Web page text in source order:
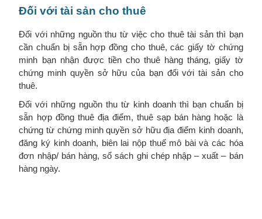
Đối với tài sản cho thuê
Đối với những nguồn thu từ việc cho thuê tài sản thì bạn
cần chuẩn bị sẵn hợp đồng cho thuê, các giấy tờ chứng
minh bạn nhận được tiền cho thuê hàng tháng, giấy tờ
chứng minh quyền sở hữu của bạn đối với tài sản cho
thuê.
Đối với những nguồn thu từ kinh doanh thì bạn chuẩn bị
sẵn hợp đồng thuê địa điểm, thuê sạp bán hàng hoặc là
chứng từ chứng minh quyền sở hữu địa điểm kinh doanh,
đăng ký kinh doanh, biên lai nộp thuế mô bài và các hóa
đơn nhập/ bán hàng, sổ sách ghi chép nhập – xuất – bán
hàng ngày.